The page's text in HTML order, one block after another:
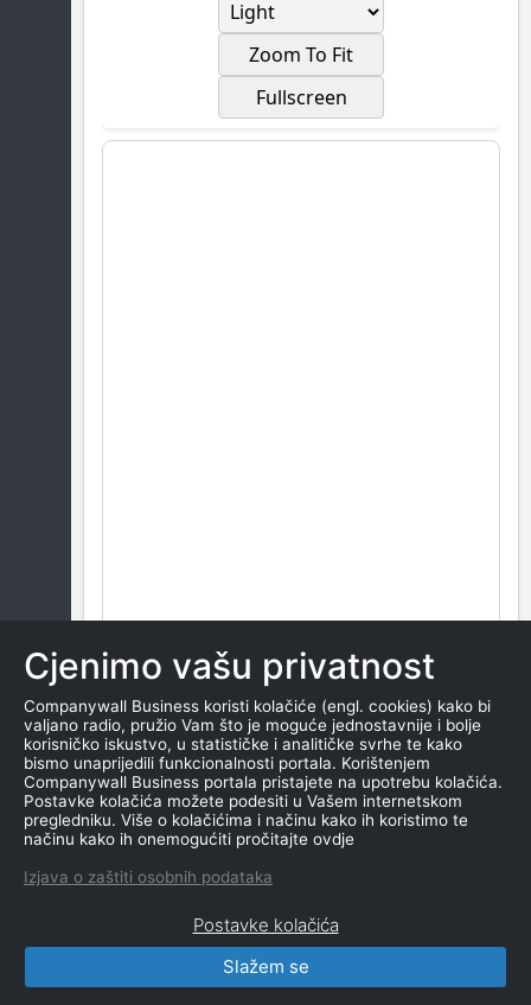
Zoom To Fit
Fullscreen
CompanyWall Business © 2026
korištenja | Obavijest o privatnosti
Cjenimo vašu privatnost
Companywall Business koristi kolačiće (engl. cookies) kako bi
valjano radio, pružio Vam što je moguće jednostavnije i bolje
korisničko iskustvo, u statističke i analitičke svrhe te kako
bismo unaprijedili funkcionalnosti portala. Korištenjem
Companywall Business portala pristajete na upotrebu kolačića.
Postavke kolačića možete podesiti u Vašem internetskom
pregledniku. Više o kolačićima i načinu kako ih koristimo te
načinu kako ih onemogućiti pročitajte ovdje
Izjava o zaštiti osobnih podataka
Postavke kolačića
Slažem se